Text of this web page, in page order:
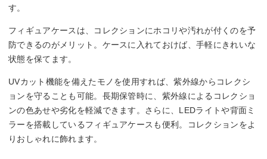
す。
フィギュアケースは、コレクションにホコリや汚れが付くのを予
防できるのがメリット。ケースに入れておけば、手軽にきれいな
状態を保てます。
UVカット機能を備えたモノを使用すれば、紫外線からコレクシ
ョンを守ることも可能。長期保管時に、紫外線によるコレクショ
ンの色あせや劣化を軽減できます。さらに、LEDライトや背面ミ
ラーを搭載しているフィギュアケースも便利。コレクションをよ
りおしゃれに飾れます。